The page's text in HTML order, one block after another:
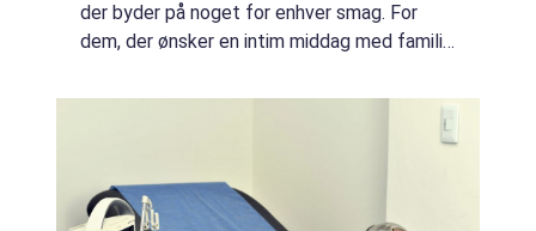
der byder på noget for enhver smag. For
dem, der ønsker en intim middag med familie
kan mad ud af huset Aalborg v...